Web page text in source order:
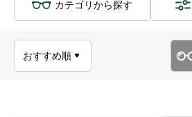
カテゴリから探す